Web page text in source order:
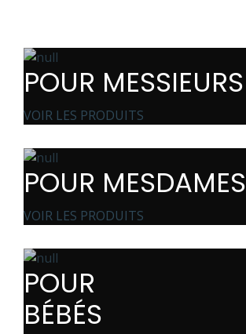
POUR MESSIEURS
VOIR LES PRODUITS
POUR MESDAMES
VOIR LES PRODUITS
POUR
BÉBÉS